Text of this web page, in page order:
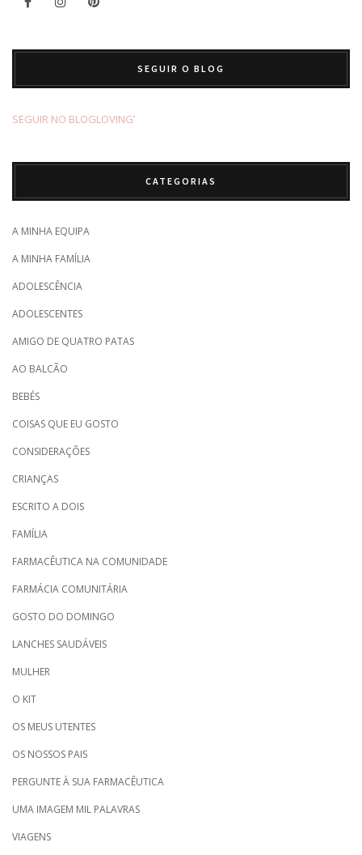
SEGUIR O BLOG
SEGUIR NO BLOGLOVING’
CATEGORIAS
A MINHA EQUIPA
A MINHA FAMÍLIA
ADOLESCÊNCIA
ADOLESCENTES
AMIGO DE QUATRO PATAS
AO BALCÃO
BEBÉS
COISAS QUE EU GOSTO
CONSIDERAÇÕES
CRIANÇAS
ESCRITO A DOIS
FAMÍLIA
FARMACÊUTICA NA COMUNIDADE
FARMÁCIA COMUNITÁRIA
GOSTO DO DOMINGO
LANCHES SAUDÁVEIS
MULHER
O KIT
OS MEUS UTENTES
OS NOSSOS PAIS
PERGUNTE À SUA FARMACÊUTICA
UMA IMAGEM MIL PALAVRAS
VIAGENS